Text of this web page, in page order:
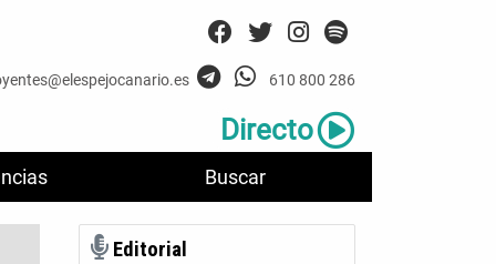
Buscar
610 800 286
Directo
Editorial